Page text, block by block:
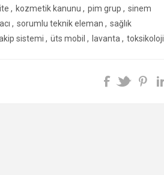
arzında onay söz konusu değildir;
sonra piyasaya sunulabilir.
, kozmetik kanunu , pim grup , sinem
, sorumlu teknik eleman , sağlık
sistemi , üts mobil , lavanta , toksikoloji